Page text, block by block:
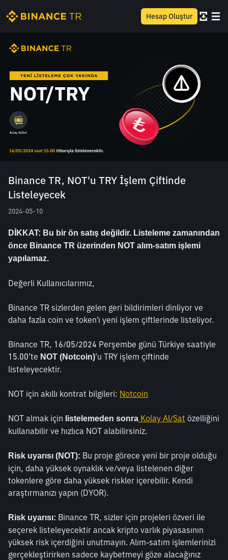
Hesap Oluştur
Binance TR, NOT'u TRY İşlem Çiftinde
Listeleyecek
2024-05-10
DİKKAT: Bu bir ön satış değildir. Listeleme zamanından
önce Binance TR üzerinden NOT alım-satım işlemi
yapılamaz.
Değerli Kullanıcılarımız,
Binance TR sizlerden gelen geri bildirimleri dinliyor ve
daha fazla coin ve token’ı yeni işlem çiftlerinde listeliyor.
Binance TR, 16/05/2024 Perşembe günü Türkiye saatiyle
15.00’te NOT (Notcoin)’u TRY işlem çiftinde
listeleyecektir.
NOT için akıllı kontrat bilgileri: Notcoin
NOT almak için listelemeden sonra Kolay Al/Sat özelliğini
kullanabilir ve hızlıca NOT alabilirsiniz.
Risk uyarısı (NOT): Bu proje görece yeni bir proje olduğu
için, daha yüksek oynaklık ve/veya listelenen diğer
tokenlere göre daha yüksek riskler içerebilir. Kendi
araştırmanızı yapın (DYOR).
Risk uyarısı: Binance TR, sizler için projeleri özveri ile
seçerek listeleyecektir ancak kripto varlık piyasasının
yüksek risk içerdiğini unutmayın. Alım-satım işlemlerinizi
gerçekleştirirken sadece kaybetmeyi göze alacağınız